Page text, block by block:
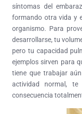
síntomas del
formando otra vida y
organismo. Para
desarrollarse, tu
pero tu capacidad
ejemplos sirven para
tiene que trabajar
actividad normal,
consecuencia